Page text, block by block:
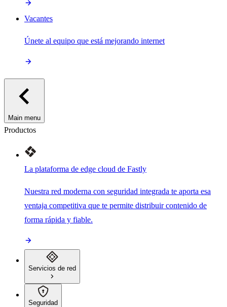
Vacantes
Únete al equipo que está mejorando internet
Main menu
Productos
La plataforma de edge cloud de Fastly
Nuestra red moderna con seguridad integrada te aporta esa
ventaja competitiva que te permite distribuir contenido de
forma rápida y fiable.
Servicios de red
Seguridad